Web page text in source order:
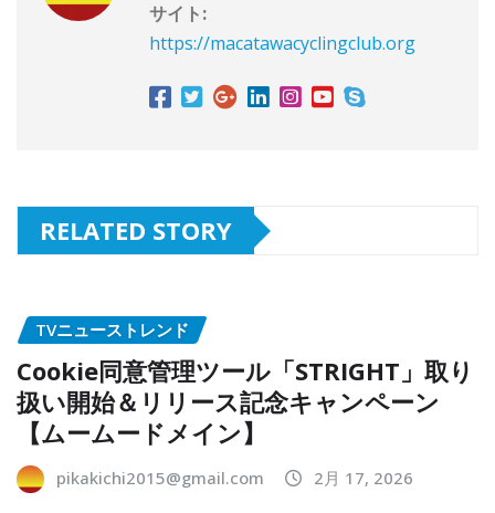
サイト:
https://macatawacyclingclub.org
RELATED STORY
TVニューストレンド
Cookie同意管理ツール「STRIGHT」取り
扱い開始＆リリース記念キャンペーン
【ムームードメイン】
pikakichi2015@gmail.com 2月 17, 2026